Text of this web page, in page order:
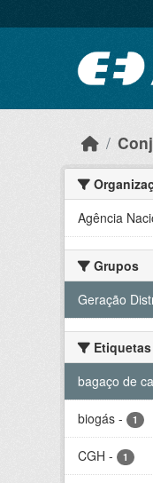
Agência
Grupos
Geração
Etiquetas
bagaço de
biogás - 1
CGH - 1